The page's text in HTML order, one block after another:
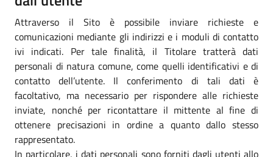
Attraverso il Sito è possibile inviare richieste e
comunicazioni mediante gli indirizzi e i moduli di contatto
ivi indicati. Per tale finalità, il Titolare tratterà dati
personali di natura comune, come quelli identificativi e di
contatto dell’utente. Il conferimento di tali dati è
facoltativo, ma necessario per rispondere alle richieste
inviate, nonché per ricontattare il mittente al fine di
ottenere precisazioni in ordine a quanto dallo stesso
rappresentato.
In particolare, i dati personali sono forniti dagli utenti allo